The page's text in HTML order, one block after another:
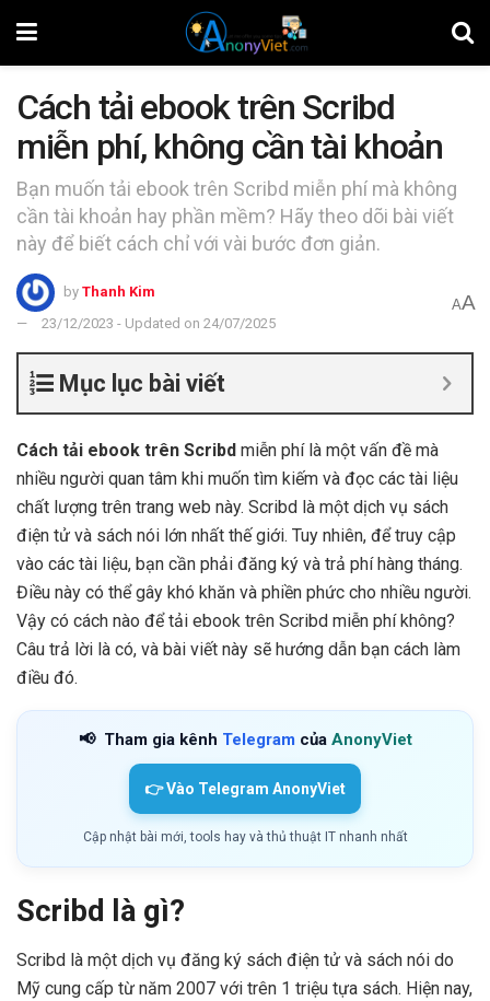
Cách tải ebook trên Scribd
miễn phí, không cần tài khoản
Bạn muốn tải ebook trên Scribd miễn phí mà không
cần tài khoản hay phần mềm? Hãy theo dõi bài viết
này để biết cách chỉ với vài bước đơn giản.
by Thanh Kim
23/12/2023 - Updated on 24/07/2025
AA
Mục lục bài viết
Cách tải ebook trên Scribd miễn phí là một vấn đề mà
nhiều người quan tâm khi muốn tìm kiếm và đọc các tài liệu
chất lượng trên trang web này. Scribd là một dịch vụ sách
điện tử và sách nói lớn nhất thế giới. Tuy nhiên, để truy cập
vào các tài liệu, bạn cần phải đăng ký và trả phí hàng tháng.
Điều này có thể gây khó khăn và phiền phức cho nhiều người.
Vậy có cách nào để tải ebook trên Scribd miễn phí không?
Câu trả lời là có, và bài viết này sẽ hướng dẫn bạn cách làm
điều đó.
📢 Tham gia kênh Telegram của AnonyViet
👉 Vào Telegram AnonyViet
Cập nhật bài mới, tools hay và thủ thuật IT nhanh nhất
Scribd là gì?
Scribd là một dịch vụ đăng ký sách điện tử và sách nói do
Mỹ cung cấp từ năm 2007 với trên 1 triệu tựa sách. Hiện nay,